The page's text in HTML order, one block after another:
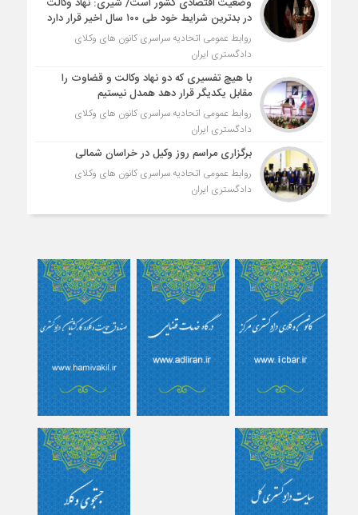
در بدترین شرایط خود طی ۱۰۰ سال اخیر قرار دارد
روابط عمومی اتحادیه سراسری کانون های وکلای
دادگستری ایران
با هیچ تفسیری که دو نهاد وکالت و قضاوت را
مقابل یکدیگر قرار دهد همدل نیستیم
روابط عمومی اتحادیه سراسری کانون های وکلای
دادگستری ایران
برگزاری مراسم روز وکیل در خراسان شمالی
روابط عمومی اتحادیه سراسری کانون های وکلای
دادگستری ایران